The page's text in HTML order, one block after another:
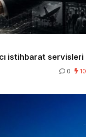
istihbarat servisleri
0 10